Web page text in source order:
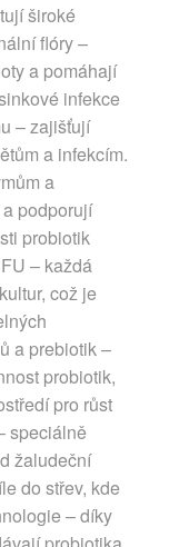
široké
flóry –
a pomáhají
infekce
– zajišťují
a infekcím.
a
podporují
probiotik
– každá
což je
a prebiotik –
probiotik,
pro růst
speciálně
žaludeční
do střev, kde
– díky